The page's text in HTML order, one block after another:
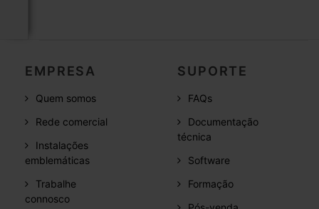
EMPRESA
Quem somos
Rede comercial
Instalações
emblemáticas
Trabalhe
connosco
SUPORTE
FAQs
Documentação
técnica
Software
Formação